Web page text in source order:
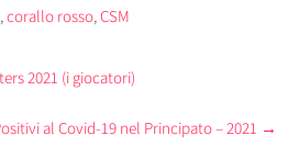
del Re della Savana
,corallo rosso,CSM
2021 (i giocatori)
al Covid-19 nel Principato – 2021 →